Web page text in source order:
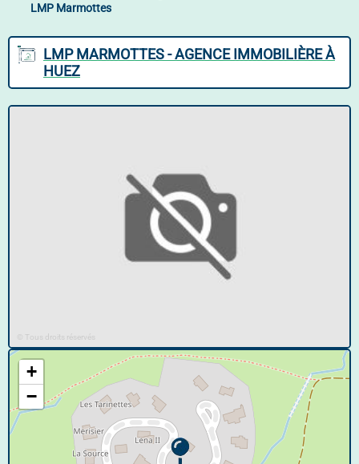
LMP Marmottes
LMP MARMOTTES - AGENCE IMMOBILIÈRE À
HUEZ
© Tous droits réservés
+
−